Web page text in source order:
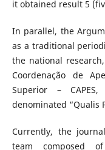
it obtained result 5
In parallel, the
as a traditional
the national
Coordenação de
Superior –
denominated “Qualis
Currently, the
team composed